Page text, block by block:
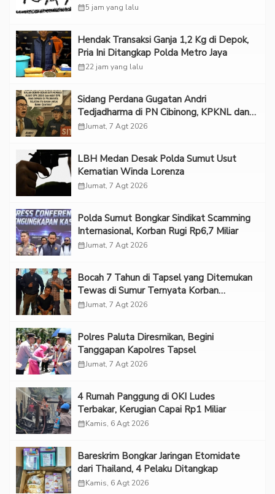
calendar_month5 jam yang lalu
Hendak Transaksi Ganja 1,2 Kg di Depok,
Pria Ini Ditangkap Polda Metro Jaya
calendar_month22 jam yang lalu
Sidang Perdana Gugatan Andri
Tedjadharma di PN Cibinong, KPKNL dan
PUPN Mangkir
calendar_monthJumat, 7 Agt 2026
LBH Medan Desak Polda Sumut Usut
Kematian Winda Lorenza
calendar_monthJumat, 7 Agt 2026
Polda Sumut Bongkar Sindikat Scamming
Internasional, Korban Rugi Rp6,7 Miliar
calendar_monthJumat, 7 Agt 2026
Bocah 7 Tahun di Tapsel yang Ditemukan
Tewas di Sumur Ternyata Korban
Kekerasan Seksual
calendar_monthJumat, 7 Agt 2026
Polres Paluta Diresmikan, Begini
Tanggapan Kapolres Tapsel
calendar_monthJumat, 7 Agt 2026
‎4 Rumah Panggung di OKI Ludes
Terbakar, Kerugian Capai Rp1 Miliar
calendar_monthKamis, 6 Agt 2026
Bareskrim Bongkar Jaringan Etomidate
dari Thailand, 4 Pelaku Ditangkap
calendar_monthKamis, 6 Agt 2026